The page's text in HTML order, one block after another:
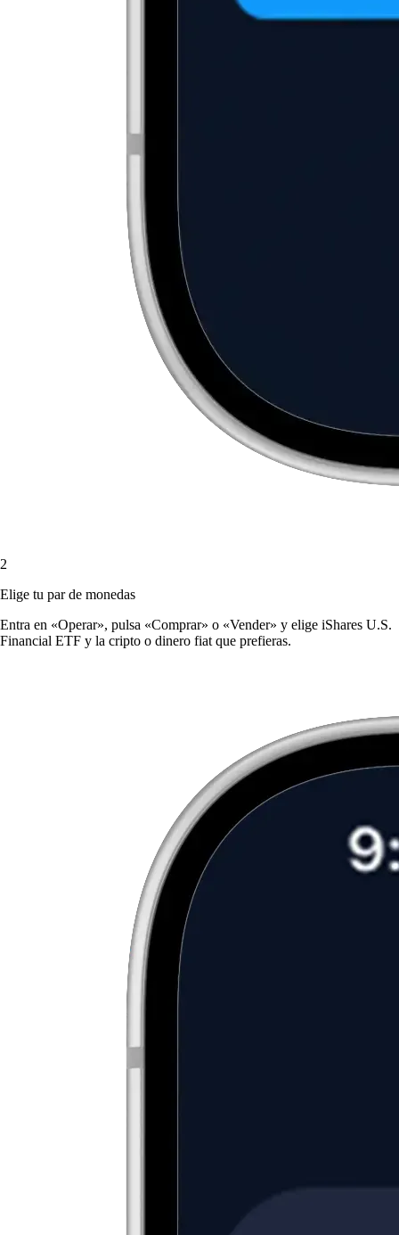
2
Elige tu par de monedas
Entra en «Operar», pulsa «Comprar» o «Vender» y elige iShares U.S.
Financial ETF y la cripto o dinero fiat que prefieras.